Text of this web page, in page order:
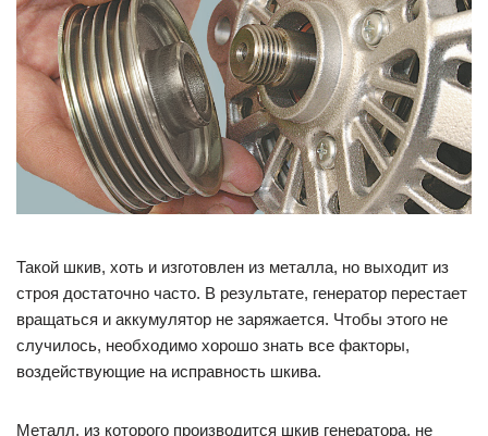
Такой шкив, хоть и изготовлен из металла, но выходит из
строя достаточно часто. В результате, генератор перестает
вращаться и аккумулятор не заряжается. Чтобы этого не
случилось, необходимо хорошо знать все факторы,
воздействующие на исправность шкива.
Металл, из которого производится шкив генератора, не